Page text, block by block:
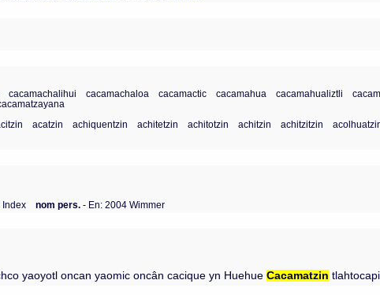
cacamachalihui cacamachaloa cacamactic cacamahua cacamahualiztli
acatzin achiquentzin achitetzin achitotzin achitzin achitzitzin
Index nom pers. - En: 2004 Wimmer
yaoyotl oncan yaomic oncân cacique yn HuehueCacamatzin